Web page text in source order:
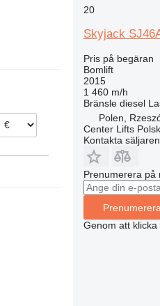
20
Skyjack
Pris på begäran
Bomlift
2015
1 460 m/h
Bränsle diesel
Polen,
Center Lifts
Kontakta säljaren
Prenumerera på
Prenumerera
Genom att